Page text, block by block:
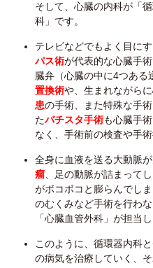
そして、心臓の内科が「
科」です。
テレビなどでもよく目に
パス術が代表的な心臓手
臓弁（心臓の中に4つある
置換術や、生まれながら
患の手術、また特殊な手
たバチスタ手術も心臓手
なく、手術前の検査や手
全身に血液を送る大動脈
瘤 、足の動脈が詰まって
がボコボコと膨らんでしま
のむくみなど手術を行わな
「心臓血管外科」が担当し
このように、循環器内科
の病気を治療していく、